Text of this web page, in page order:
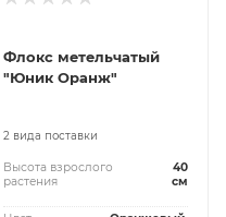
Флокс метельчатый
"Юник Оранж"
2 вида поставки
Высота взрослого
растения
40
см